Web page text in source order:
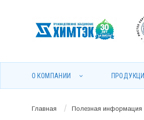
О КОМПАНИИ
Главная / Полезная информация